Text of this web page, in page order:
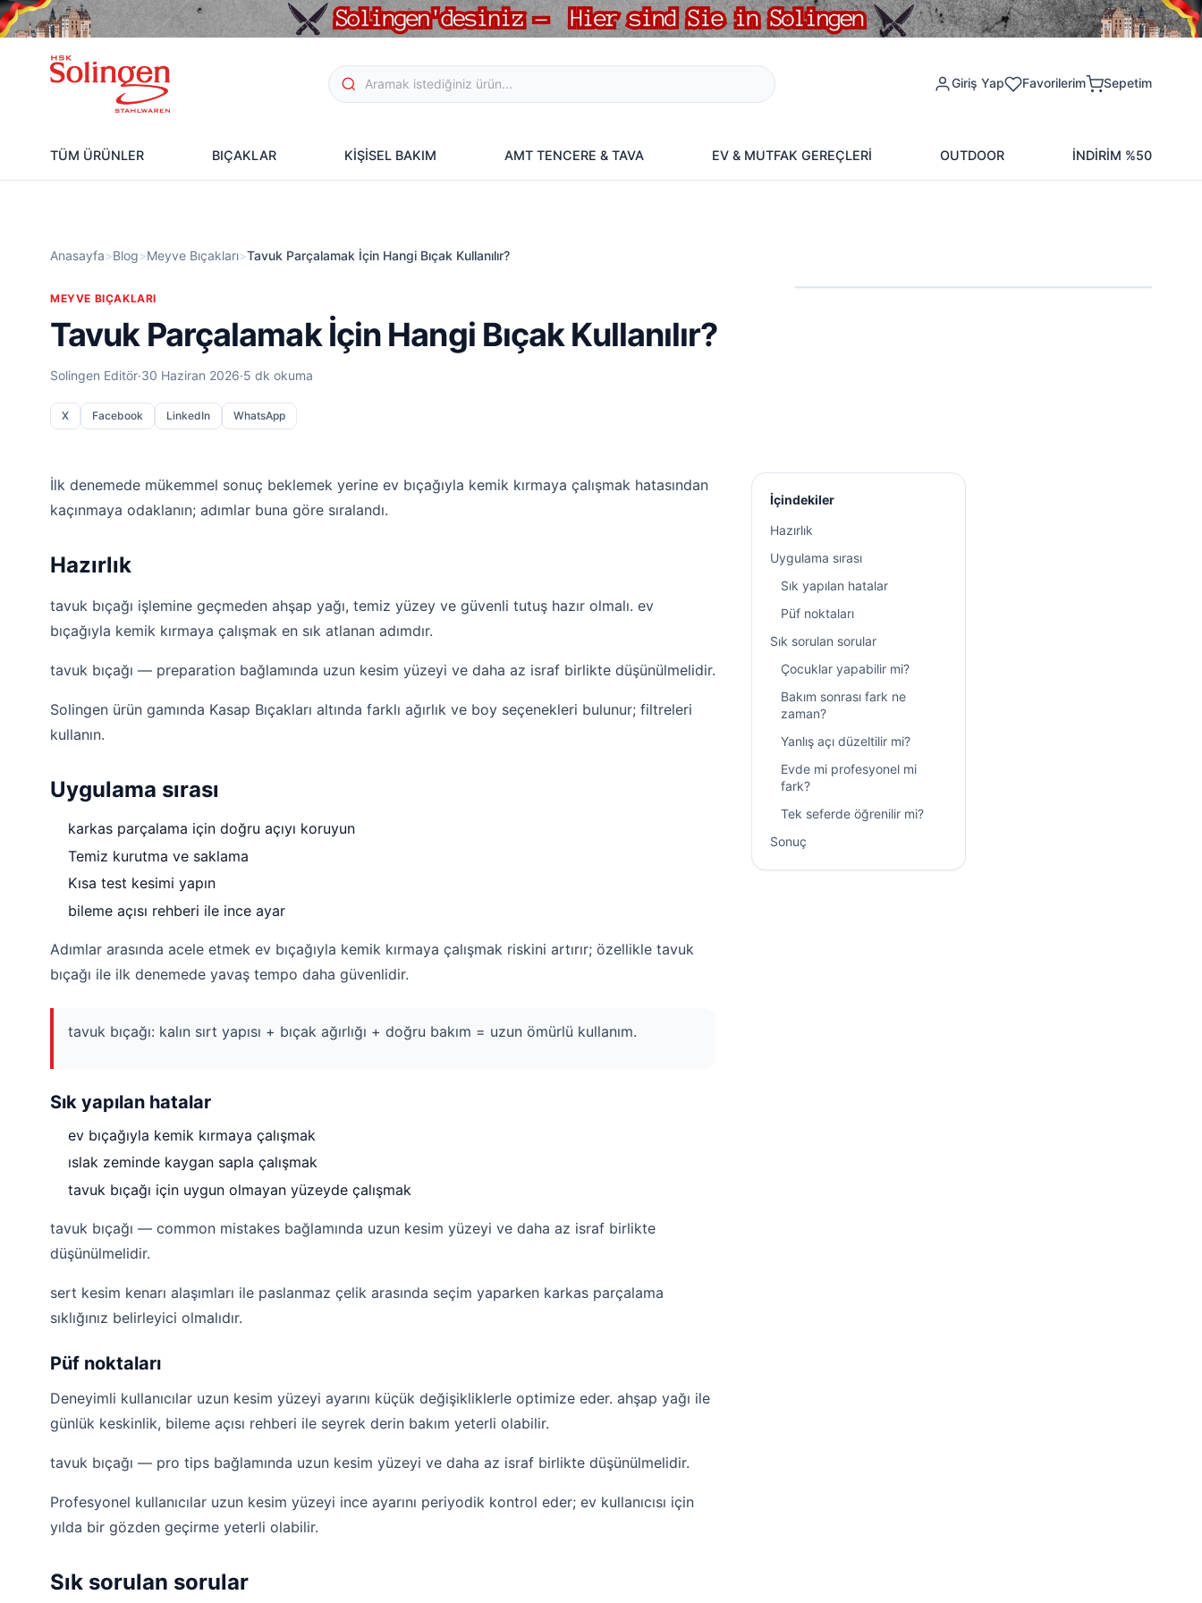
Giriş Yap Favorilerim Sepetim
TÜM ÜRÜNLER BIÇAKLAR KİŞİSEL BAKIM AMT TENCERE & TAVA EV & MUTFAK GEREÇLERİ OUTDOOR İNDİRİM %50
Anasayfa>Blog>Meyve Bıçakları>Tavuk Parçalamak İçin Hangi Bıçak Kullanılır?
MEYVE BIÇAKLARI
Tavuk Parçalamak İçin Hangi Bıçak Kullanılır?
Solingen Editör·30 Haziran 2026·5 dk okuma
X Facebook LinkedIn WhatsApp
İlk denemede mükemmel sonuç beklemek yerine ev bıçağıyla kemik kırmaya çalışmak hatasından
kaçınmaya odaklanın; adımlar buna göre sıralandı.
Hazırlık
tavuk bıçağı işlemine geçmeden ahşap yağı, temiz yüzey ve güvenli tutuş hazır olmalı. ev
bıçağıyla kemik kırmaya çalışmak en sık atlanan adımdır.
tavuk bıçağı — preparation bağlamında uzun kesim yüzeyi ve daha az israf birlikte düşünülmelidir.
Solingen ürün gamında Kasap Bıçakları altında farklı ağırlık ve boy seçenekleri bulunur; filtreleri
kullanın.
Uygulama sırası
karkas parçalama için doğru açıyı koruyun
Temiz kurutma ve saklama
Kısa test kesimi yapın
bileme açısı rehberi ile ince ayar
Adımlar arasında acele etmek ev bıçağıyla kemik kırmaya çalışmak riskini artırır; özellikle tavuk
bıçağı ile ilk denemede yavaş tempo daha güvenlidir.
tavuk bıçağı: kalın sırt yapısı + bıçak ağırlığı + doğru bakım = uzun ömürlü kullanım.
Sık yapılan hatalar
ev bıçağıyla kemik kırmaya çalışmak
ıslak zeminde kaygan sapla çalışmak
tavuk bıçağı için uygun olmayan yüzeyde çalışmak
tavuk bıçağı — common mistakes bağlamında uzun kesim yüzeyi ve daha az israf birlikte
düşünülmelidir.
sert kesim kenarı alaşımları ile paslanmaz çelik arasında seçim yaparken karkas parçalama
sıklığınız belirleyici olmalıdır.
Püf noktaları
Deneyimli kullanıcılar uzun kesim yüzeyi ayarını küçük değişikliklerle optimize eder. ahşap yağı ile
günlük keskinlik, bileme açısı rehberi ile seyrek derin bakım yeterli olabilir.
tavuk bıçağı — pro tips bağlamında uzun kesim yüzeyi ve daha az israf birlikte düşünülmelidir.
Profesyonel kullanıcılar uzun kesim yüzeyi ince ayarını periyodik kontrol eder; ev kullanıcısı için
yılda bir gözden geçirme yeterli olabilir.
Sık sorulan sorular
İçindekiler
Hazırlık
Uygulama sırası
Sık yapılan hatalar
Püf noktaları
Sık sorulan sorular
Çocuklar yapabilir mi?
Bakım sonrası fark ne
zaman?
Yanlış açı düzeltilir mi?
Evde mi profesyonel mi
fark?
Tek seferde öğrenilir mi?
Sonuç